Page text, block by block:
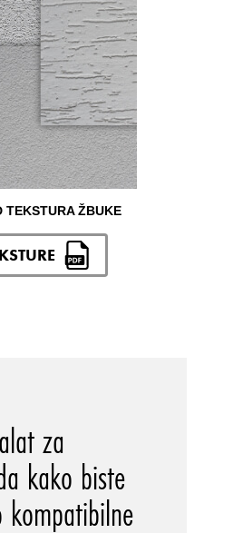
TEKSTURA ŽBUKE
za
kako biste
kompatibilne